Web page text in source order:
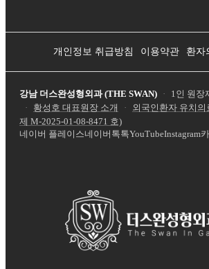
개인정보 취급방침 이용약관 환자
강남 더스완성형외과 (THE SWAN) ·
1인 원장
·
황성호 대표원장 소개 ·
외국인환자 유치
제 M-2025-01-08-8471 호)
네이버 플레이스네이버톡톡YouTubeInstagram